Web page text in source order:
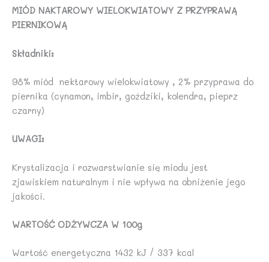
MIÓD NAKTAROWY WIELOKWIATOWY Z PRZYPRAWĄ
PIERNIKOWĄ
Składniki:
98% miód nektarowy wielokwiatowy , 2% przyprawa do
piernika (cynamon, imbir, goździki, kolendra, pieprz
czarny)
UWAGI:
Krystalizacja i rozwarstwianie się miodu jest
zjawiskiem naturalnym i nie wpływa na obniżenie jego
jakości.
WARTOŚĆ ODŻYWCZA W 100g
Wartość energetyczna 1432 kJ / 337 kcal